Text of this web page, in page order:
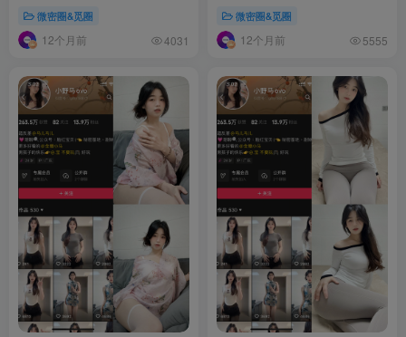
微密圈&觅圈
12个月前 4031
微密圈&觅圈
12个月前 5555